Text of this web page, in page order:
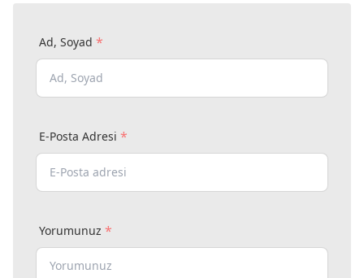
Ad, Soyad *
E-Posta Adresi *
Yorumunuz *